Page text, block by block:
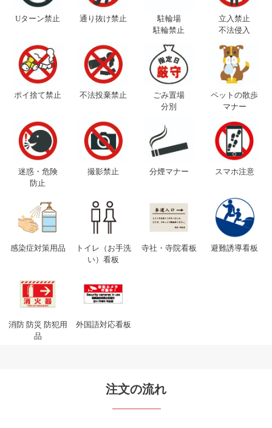
Uターン禁止 通り抜け禁止
駐輪場
駐輪禁止
立入禁止
不法侵入
ポイ捨て禁止 不法投棄禁止
ごみ置場
分別
ペットの散歩
マナー
迷惑・危険
防止
撮影禁止 分煙マナー スマホ注意
感染症対策用品
トイレ（お手洗
い）看板
寺社・寺院看板 避難誘導看板
消防 防災 防犯用
品
外国語対応看板
注文の流れ